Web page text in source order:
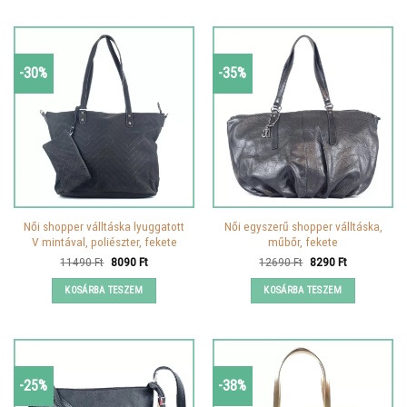
-30%
Női shopper válltáska lyuggatott
V mintával, poliészter, fekete
11490Ft Original
was:
11490 Ft.
8090FtCurrent
KOSÁRBA TESZEM
-35%
Női egyszerű shopper válltáska,
műbőr, fekete
12690Ft Original
was:
12690 Ft.
8290FtCurrent
KOSÁRBA TESZEM
-25% -38%